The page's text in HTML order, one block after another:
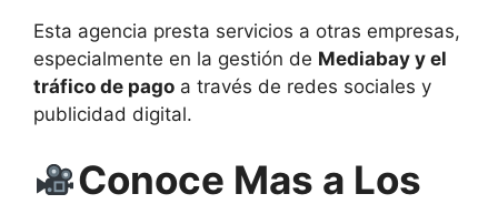
Esta agencia presta servicios a otras empresas,
especialmente en la gestión de Mediabay y el
tráfico de pago a través de redes sociales y
publicidad digital.
Conoce Mas a Los